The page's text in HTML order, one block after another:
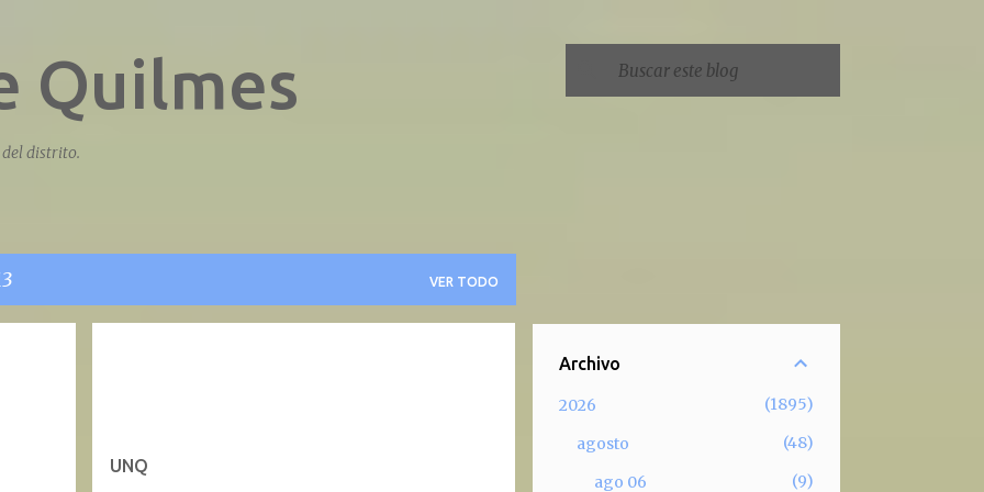
Quilmes
del distrito.
VER TODO
UNQ
Archivo
2026
1895
agosto
48
ago 06
9